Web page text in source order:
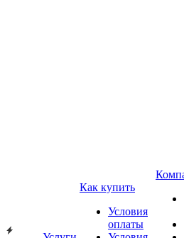
Как купить
Условия
оплаты